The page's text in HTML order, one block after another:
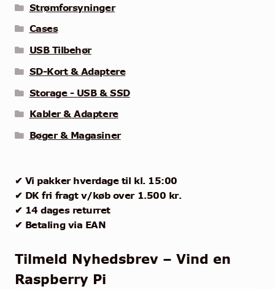
Strømforsyninger
Cases
USB Tilbehør
SD-Kort & Adaptere
Storage - USB & SSD
Kabler & Adaptere
Bøger & Magasiner
✔ Vi pakker hverdage til kl. 15:00
✔ DK fri fragt v/køb over 1.500 kr.
✔ 14 dages returret
✔ Betaling via EAN
Tilmeld Nyhedsbrev – Vind en
Raspberry Pi